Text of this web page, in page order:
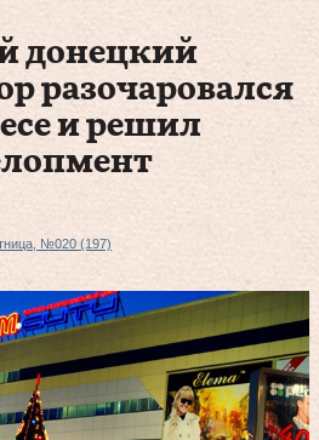
донецкий
разочаровался
и решил
№020 (197)